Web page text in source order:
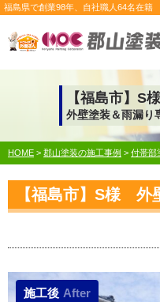
福島県で創業98年 、自社職人 64名在籍
【福島市】S
外壁塗装＆雨漏り
HOME > 郡山塗装の施工事例 > 付帯部
【福島市】S様 外
施工後 After